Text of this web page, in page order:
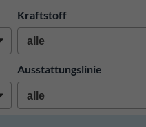
Kraftstoff
Ausstattungslinie